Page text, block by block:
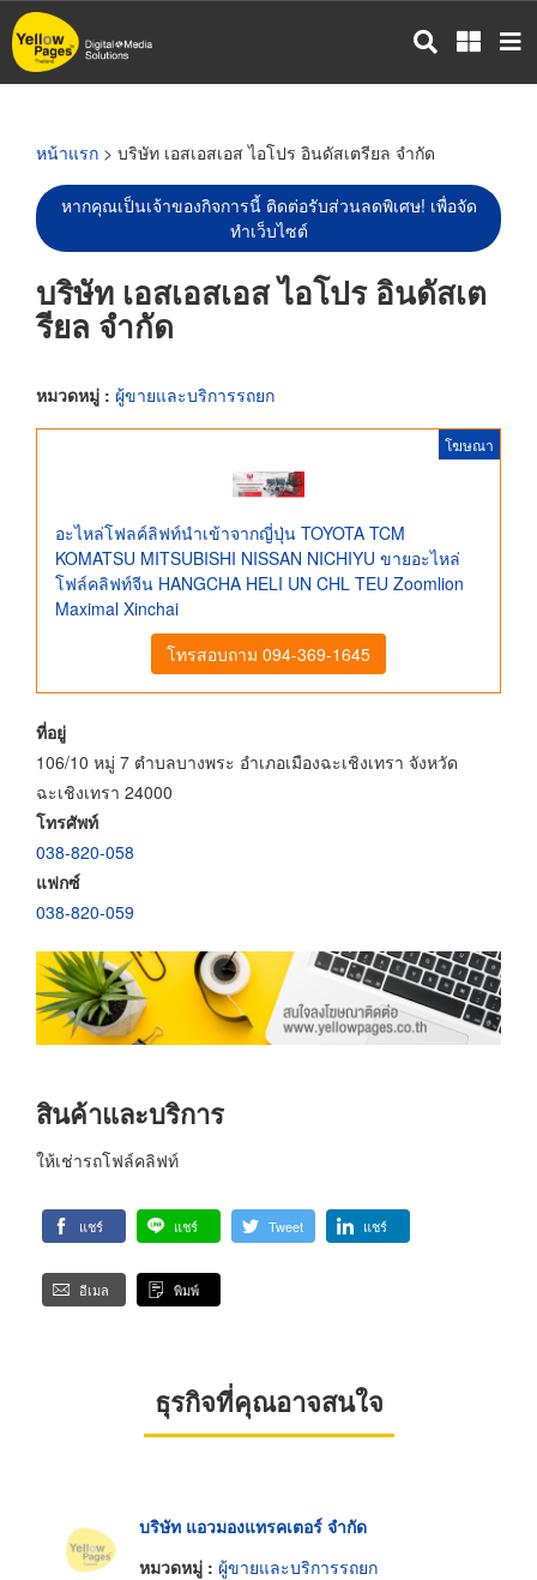
ข้าม
ไป
หน้าแรก > บริษัท เอสเอสเอส ไอโปร อินดัสเตรียล จำกัด
หากคุณเป็นเจ้าของกิจการนี้ ติดต่อรับส่วนลดพิเศษ! เพื่อจัด
ทำเว็บไซต์
บริษัท เอสเอสเอส ไอโปร อินดัสเต
รียล จำกัด
หมวดหมู่ : ผู้ขายและบริการรถยก
โฆษณา
อะไหล่โฟลค์ลิฟท์นำเข้าจากญี่ปุ่น TOYOTA TCM
KOMATSU MITSUBISHI NISSAN NICHIYU ขายอะไหล่
โฟล์คลิฟท์จีน HANGCHA HELI UN CHL TEU Zoomlion
Maximal Xinchai
โทรสอบถาม 094-369-1645
ที่อยู่
106/10 หมู่ 7 ตำบลบางพระ อำเภอเมืองฉะเชิงเทรา จังหวัด
ฉะเชิงเทรา 24000
โทรศัพท์
038-820-058
แฟกซ์
038-820-059
สินค้าและบริการ
ให้เช่ารถโฟล์คลิฟท์
แชร์ แชร์ Tweet แชร์
อีเมล พิมพ์
ธุรกิจที่คุณอาจสนใจ
บริษัท แอวมองแทรคเตอร์ จำกัด
หมวดหมู่ : ผู้ขายและบริการรถยก